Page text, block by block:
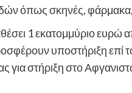
όπως σκηνές, φάρμακα,
1 εκατομμύριο ευρώ
υποστήριξη επί
για στήριξη στο